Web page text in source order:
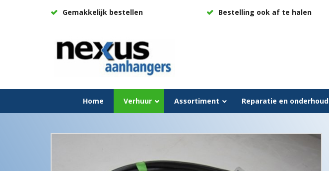
Gemakkelijk bestellen Bestelling ook af te halen
Home Verhuur Assortiment Reparatie en onderhoud